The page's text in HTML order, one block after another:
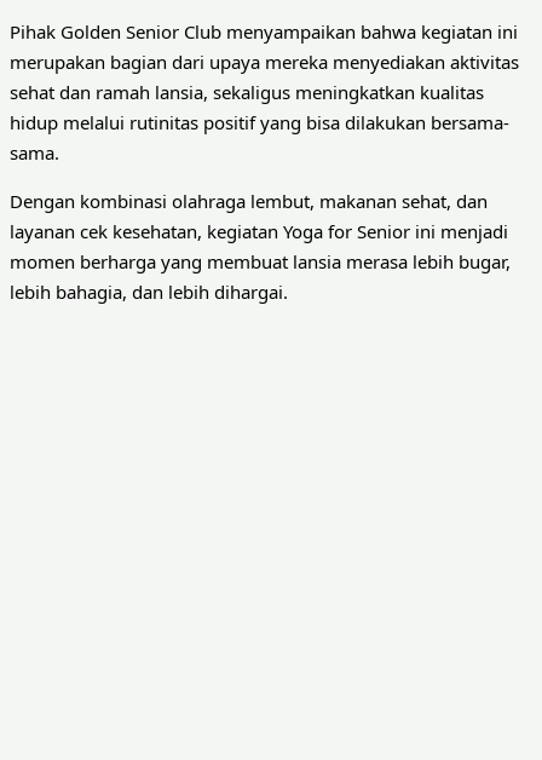
Pihak Golden Senior Club menyampaikan bahwa kegiatan ini
merupakan bagian dari upaya mereka menyediakan aktivitas
sehat dan ramah lansia, sekaligus meningkatkan kualitas
hidup melalui rutinitas positif yang bisa dilakukan bersama-
sama.
Dengan kombinasi olahraga lembut, makanan sehat, dan
layanan cek kesehatan, kegiatan Yoga for Senior ini menjadi
momen berharga yang membuat lansia merasa lebih bugar,
lebih bahagia, dan lebih dihargai.